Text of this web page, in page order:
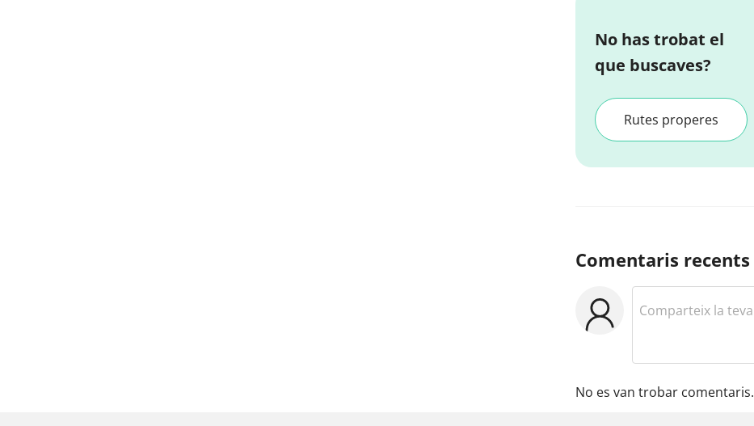
No has trobat el
que buscaves?
Rutes properes
Comentaris recents
No es van trobar comentaris.